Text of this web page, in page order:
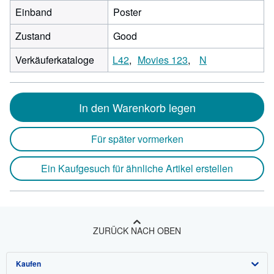
Einband
Poster
Zustand
Good
Verkäuferkataloge
L42 Movies 123 N
In den Warenkorb legen
Für später vormerken
Ein Kaufgesuch für ähnliche Artikel erstellen
ZURÜCK NACH OBEN
Kaufen